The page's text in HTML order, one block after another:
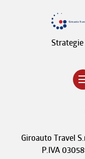
Giroauto Travel
P.IVA